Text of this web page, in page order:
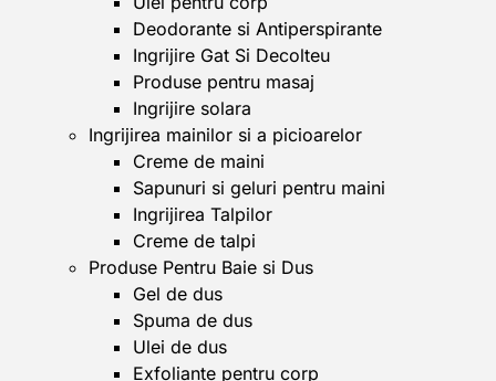
Deodorante si Antiperspirante
Ingrijire Gat Si Decolteu
Produse pentru masaj
Ingrijire solara
Ingrijirea mainilor si a picioarelor
Creme de maini
Sapunuri si geluri pentru maini
Ingrijirea Talpilor
Creme de talpi
Produse Pentru Baie si Dus
Gel de dus
Spuma de dus
Ulei de dus
Exfoliante pentru corp